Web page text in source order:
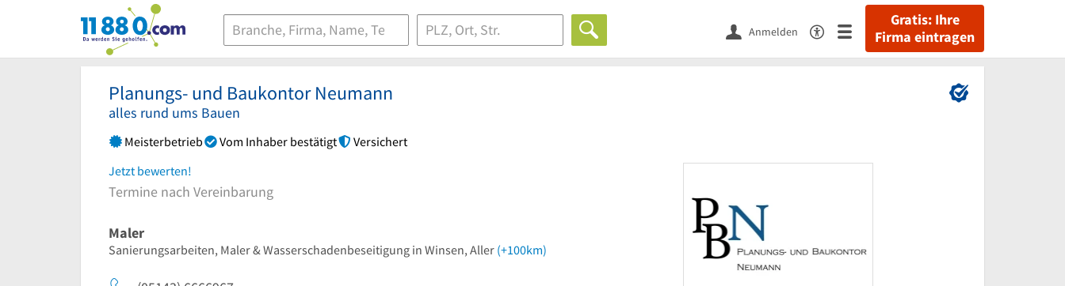
11880.com
Gratis: Ihre
Firma eintragen
Anmelden
Planungs- und Baukontor Neumann
alles rund ums Bauen
Meisterbetrieb Vom Inhaber bestätigt
Versichert
Jetzt bewerten!
Termine nach Vereinbarung
Maler
Sanierungsarbeiten, Maler & Wasserschadenbeseitigung in Winsen, Aller (+100km)